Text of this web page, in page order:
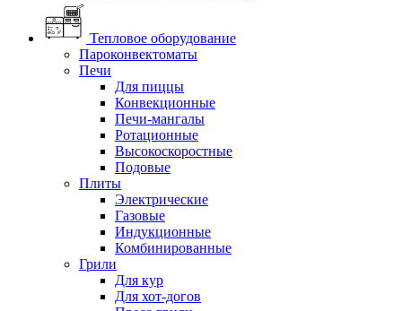
Тепловое оборудование
Пароконвектоматы
Печи
Для пиццы
Конвекционные
Печи-мангалы
Ротационные
Высокоскоростные
Подовые
Плиты
Электрические
Газовые
Индукционные
Комбинированные
Грили
Для кур
Для хот-догов